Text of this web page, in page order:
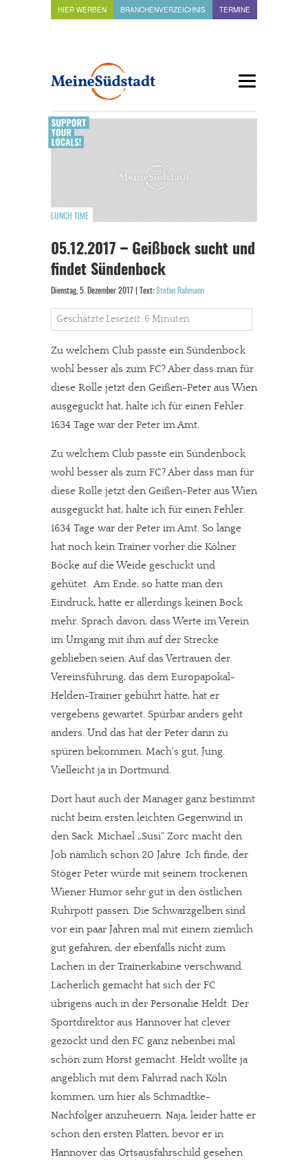
HIER WERBEN BRANCHENVERZEICHNIS TERMINE
LUNCH TIME
05.12.2017 – Geißbock sucht und
findet Sündenbock
Dienstag, 5. Dezember 2017 | Text: Stefan Rahmann
Geschätzte Lesezeit: 6 Minuten
Zu welchem Club passte ein Sündenbock
wohl besser als zum FC? Aber dass man für
diese Rolle jetzt den Geißen-Peter aus Wien
ausgeguckt hat, halte ich für einen Fehler.
1634 Tage war der Peter im Amt.
Zu welchem Club passte ein Sündenbock
wohl besser als zum FC? Aber dass man für
diese Rolle jetzt den Geißen-Peter aus Wien
ausgeguckt hat, halte ich für einen Fehler.
1634 Tage war der Peter im Amt. So lange
hat noch kein Trainer vorher die Kölner
Böcke auf die Weide geschickt und
gehütet. Am Ende, so hatte man den
Eindruck, hatte er allerdings keinen Bock
mehr. Sprach davon, dass Werte im Verein
im Umgang mit ihm auf der Strecke
geblieben seien. Auf das Vertrauen der
Vereinsführung, das dem Europapokal-
Helden-Trainer gebührt hätte, hat er
vergebens gewartet. Spürbar anders geht
anders. Und das hat der Peter dann zu
spüren bekommen. Mach‘s gut, Jung.
Vielleicht ja in Dortmund.
Dort haut auch der Manager ganz bestimmt
nicht beim ersten leichten Gegenwind in
den Sack. Michael „Susi“ Zorc macht den
Job nämlich schon 20 Jahre. Ich finde, der
Stöger Peter würde mit seinem trockenen
Wiener Humor sehr gut in den östlichen
Ruhrpott passen. Die Schwarzgelben sind
vor ein paar Jahren mal mit einem ziemlich
gut gefahren, der ebenfalls nicht zum
Lachen in der Trainerkabine verschwand.
Lächerlich gemacht hat sich der FC
übrigens auch in der Personalie Heldt. Der
Sportdirektor aus Hannover hat clever
gezockt und den FC ganz nebenbei mal
schön zum Horst gemacht. Heldt wollte ja
angeblich mit dem Fahrrad nach Köln
kommen, um hier als Schmadtke-
Nachfolger anzuheuern. Naja, leider hatte er
schon den ersten Platten, bevor er in
Hannover das Ortsausfahrschild gesehen